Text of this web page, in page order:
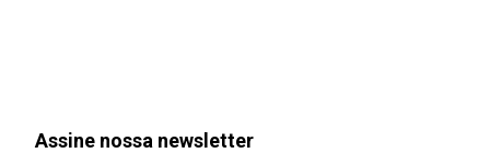
Assine nossa newsletter